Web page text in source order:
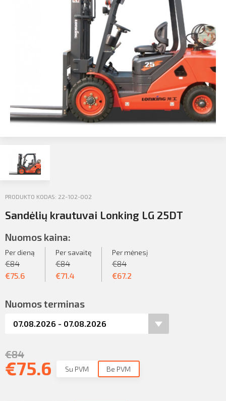
SIŲSTI
PRODUKTO KODAS: 22-102-002
Sandėlių krautuvai Lonking LG 25DT
Nuomos kaina:
Per dieną
€84
€75.6
Per savaitę
€84
€71.4
Per mėnesį
€84
€67.2
Nuomos terminas
€84
€75.6 Su PVM Be PVM